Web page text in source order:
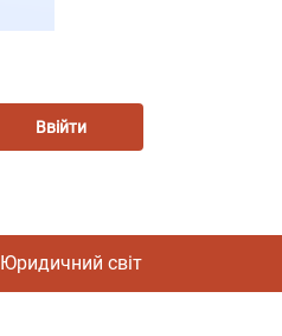
Ввійти
Юридичний світ